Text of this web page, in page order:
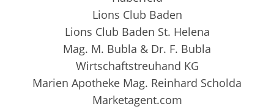
Lions Club Baden
Lions Club Baden St. Helena
Mag. M. Bubla & Dr. F. Bubla
Wirtschaftstreuhand KG
Marien Apotheke Mag. Reinhard Scholda
Marketagent.com